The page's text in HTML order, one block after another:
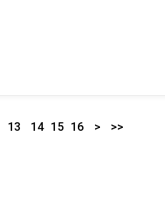
13 14 15 16 > >>